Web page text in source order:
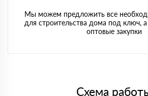
Мы можем предложить все
для строительства дома под ключ,
оптовые закупки
Схема